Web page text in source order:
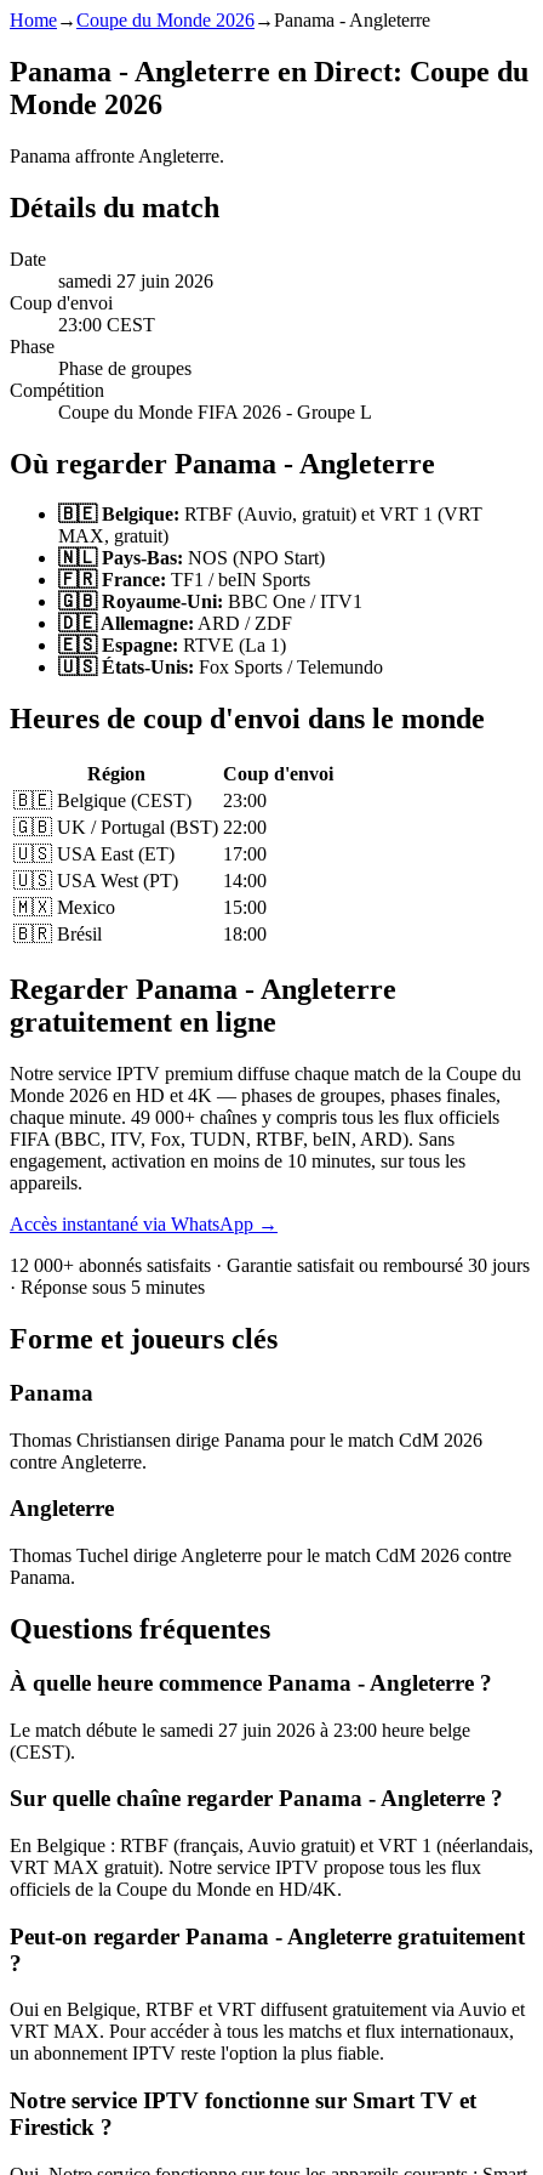
Home→Coupe du Monde 2026→Panama - Angleterre
Panama - Angleterre en Direct: Coupe du
Monde 2026
Panama affronte Angleterre.
Détails du match
Date
samedi 27 juin 2026
Coup d'envoi
23:00 CEST
Phase
Phase de groupes
Compétition
Coupe du Monde FIFA 2026 - Groupe L
Où regarder Panama - Angleterre
🇧🇪 Belgique: RTBF (Auvio, gratuit) et VRT 1 (VRT
MAX, gratuit)
🇳🇱 Pays-Bas: NOS (NPO Start)
🇫🇷 France: TF1 / beIN Sports
🇬🇧 Royaume-Uni: BBC One / ITV1
🇩🇪 Allemagne: ARD / ZDF
🇪🇸 Espagne: RTVE (La 1)
🇺🇸 États-Unis: Fox Sports / Telemundo
Heures de coup d'envoi dans le monde
Région
Coup d'envoi
🇧🇪 Belgique (CEST)
23:00
🇬🇧 UK / Portugal (BST) 22:00
🇺🇸 USA East (ET)
17:00
🇺🇸 USA West (PT)
14:00
🇲🇽 Mexico
15:00
🇧🇷 Brésil
18:00
Regarder Panama - Angleterre
gratuitement en ligne
Notre service IPTV premium diffuse chaque match de la Coupe du
Monde 2026 en HD et 4K — phases de groupes, phases finales,
chaque minute. 49 000+ chaînes y compris tous les flux officiels
FIFA (BBC, ITV, Fox, TUDN, RTBF, beIN, ARD). Sans
engagement, activation en moins de 10 minutes, sur tous les
appareils.
Accès instantané via WhatsApp →
12 000+ abonnés satisfaits · Garantie satisfait ou remboursé 30 jours
· Réponse sous 5 minutes
Forme et joueurs clés
Panama
Thomas Christiansen dirige Panama pour le match CdM 2026
contre Angleterre.
Angleterre
Thomas Tuchel dirige Angleterre pour le match CdM 2026 contre
Panama.
Questions fréquentes
À quelle heure commence Panama - Angleterre ?
Le match débute le samedi 27 juin 2026 à 23:00 heure belge
(CEST).
Sur quelle chaîne regarder Panama - Angleterre ?
En Belgique : RTBF (français, Auvio gratuit) et VRT 1 (néerlandais,
VRT MAX gratuit). Notre service IPTV propose tous les flux
officiels de la Coupe du Monde en HD/4K.
Peut-on regarder Panama - Angleterre gratuitement
?
Oui en Belgique, RTBF et VRT diffusent gratuitement via Auvio et
VRT MAX. Pour accéder à tous les matchs et flux internationaux,
un abonnement IPTV reste l'option la plus fiable.
Notre service IPTV fonctionne sur Smart TV et
Firestick ?